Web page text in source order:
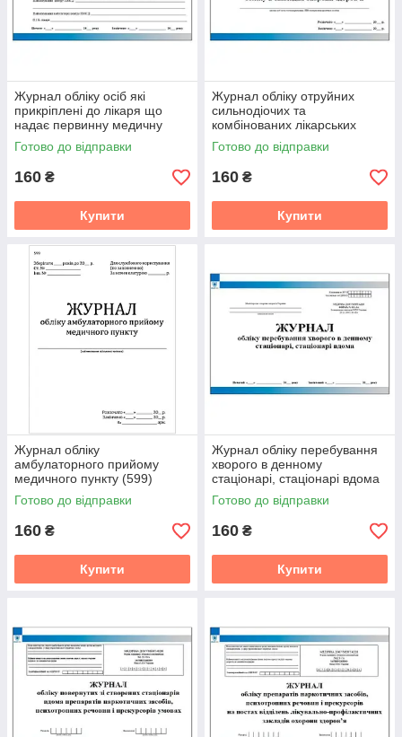
Журнал обліку осіб які
прикріплені до лікаря що
надає первинну медичну
допомогу
Готово до відправки
160 ₴
Купити
Журнал обліку отруйних
сильнодіочих та
комбінованих лікарських
засобів що підлягають
предметно кількісному
Готово до відправки
160 ₴
Купити
Журнал обліку
амбулаторного прийому
медичного пункту (599)
Готово до відправки
160 ₴
Купити
Журнал обліку перебування
хворого в денному
стаціонарі, стаціонарі вдома
Готово до відправки
160 ₴
Купити